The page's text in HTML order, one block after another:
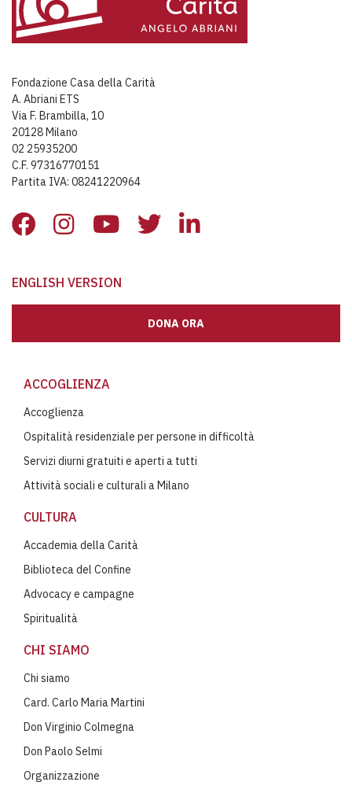
Fondazione Casa della Carità
A. Abriani ETS
Via F. Brambilla, 10
20128 Milano
02 25935200
C.F. 97316770151
Partita IVA: 08241220964
ENGLISH VERSION
DONA ORA
ACCOGLIENZA
Accoglienza
Ospitalità residenziale per persone in difficoltà
Servizi diurni gratuiti e aperti a tutti
Attività sociali e culturali a Milano
CULTURA
Accademia della Carità
Biblioteca del Confine
Advocacy e campagne
Spiritualità
CHI SIAMO
Chi siamo
Card. Carlo Maria Martini
Don Virginio Colmegna
Don Paolo Selmi
Organizzazione